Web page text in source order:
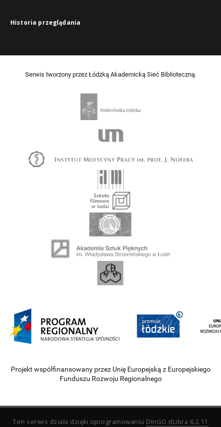
Historia przeglądania
Serwis tworzony przez Łódzką Akademicką Sieć Biblioteczną.
Projekt współfinansowany przez Unię Europejską z Europejskiego
Funduszu Rozwoju Regionalnego
Ten serwis działa dzięki oprogramowaniu DInGO dLibra 6.2.11